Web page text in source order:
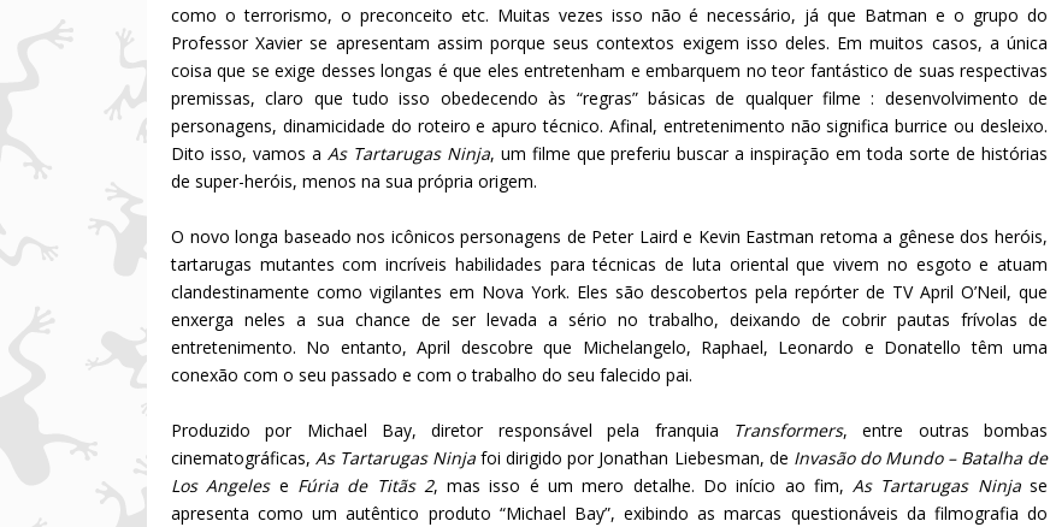
como o terrorismo, o preconceito etc. Muitas vezes isso não é necessário, já que Batman e o grupo do
Professor Xavier se apresentam assim porque seus contextos exigem isso deles. Em muitos casos, a única
coisa que se exige desses longas é que eles entretenham e embarquem no teor fantástico de suas respectivas
premissas, claro que tudo isso obedecendo às “regras” básicas de qualquer filme : desenvolvimento de
personagens, dinamicidade do roteiro e apuro técnico. Afinal, entretenimento não significa burrice ou desleixo.
Dito isso, vamos a As Tartarugas Ninja, um filme que preferiu buscar a inspiração em toda sorte de histórias
de super-heróis, menos na sua própria origem.
O novo longa baseado nos icônicos personagens de Peter Laird e Kevin Eastman retoma a gênese dos heróis,
tartarugas mutantes com incríveis habilidades para técnicas de luta oriental que vivem no esgoto e atuam
clandestinamente como vigilantes em Nova York. Eles são descobertos pela repórter de TV April O’Neil, que
enxerga neles a sua chance de ser levada a sério no trabalho, deixando de cobrir pautas frívolas de
entretenimento. No entanto, April descobre que Michelangelo, Raphael, Leonardo e Donatello têm uma
conexão com o seu passado e com o trabalho do seu falecido pai.
Produzido por Michael Bay, diretor responsável pela franquia Transformers, entre outras bombas
cinematográficas,As Tartarugas Ninja foi dirigido por Jonathan Liebesman, de Invasão do Mundo – Batalha de
Los Angelese Fúria de Titãs 2, mas isso é um mero detalhe. Do início ao fim,As Tartarugas Ninjase
apresenta como um autêntico produto “Michael Bay”, exibindo as marcas questionáveis da filmografia do